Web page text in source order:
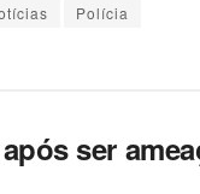
Polícia
ser